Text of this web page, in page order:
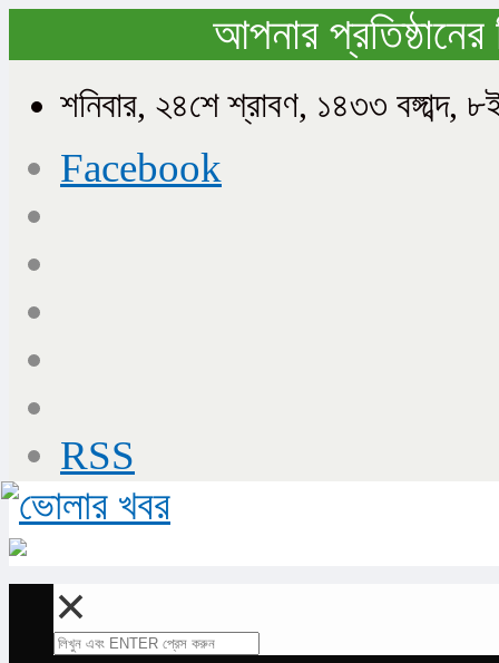
আপনার
শনিবার, ২৪শে শ্রাবণ, ১৪৩৩
Facebook
RSS
✕